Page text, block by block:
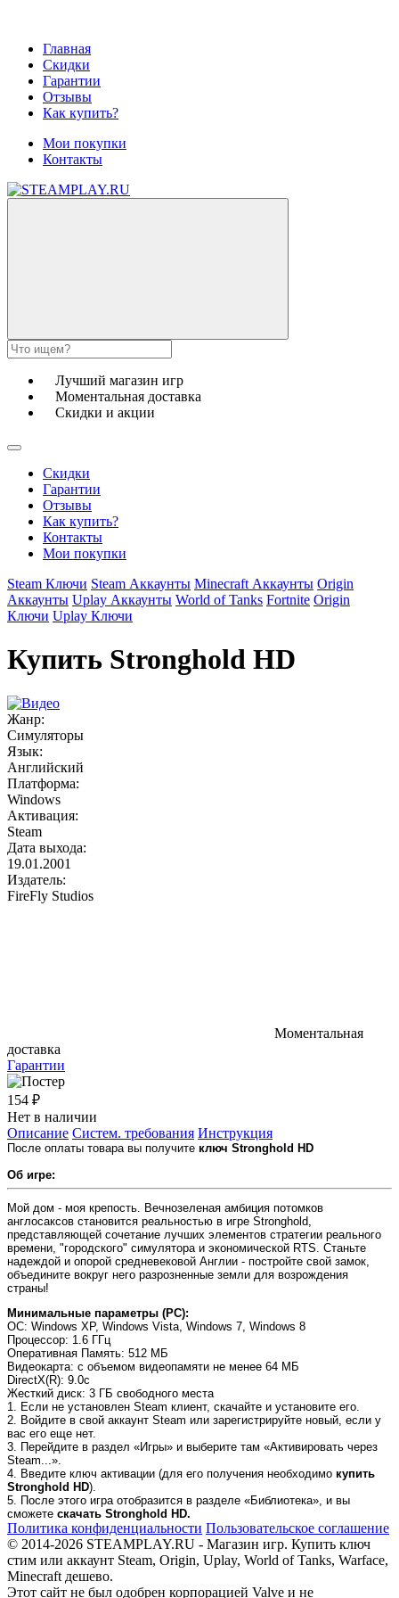
Главная
Скидки
Гарантии
Отзывы
Как купить?
Мои покупки
Контакты
Лучший магазин игр
Моментальная доставка
Скидки и акции
Скидки
Гарантии
Отзывы
Как купить?
Контакты
Мои покупки
Steam Ключи Steam Аккаунты Minecraft Аккаунты Origin
Аккаунты Uplay Аккаунты World of Tanks Fortnite Origin
Ключи Uplay Ключи
Купить Stronghold HD
Жанр:
Симуляторы
Язык:
Английский
Платформа:
Windows
Активация:
Steam
Дата выхода:
19.01.2001
Издатель:
FireFly Studios
Моментальная
доставка
Гарантии
154 ₽
Нет в наличии
Описание Систем. требования Инструкция
После оплаты товара вы получите ключ Stronghold HD
Об игре:
Мой дом - моя крепость. Вечнозеленая амбиция потомков
англосаксов становится реальностью в игре Stronghold,
представляющей сочетание лучших элементов стратегии реального
времени, "городского" симулятора и экономической RTS. Станьте
надеждой и опорой средневековой Англии - постройте свой замок,
объедините вокруг него разрозненные земли для возрождения
страны!
Минимальные параметры (PC):
OC: Windows XP, Windows Vista, Windows 7, Windows 8
Процессор: 1.6 ГГц
Оперативная Память: 512 MБ
Видеокарта: с объемом видеопамяти не менее 64 МБ
DirectX(R): 9.0c
Жесткий диск: 3 ГБ свободного места
1. Если не установлен Steam клиент, скачайте и установите его.
2. Войдите в свой аккаунт Steam или зарегистрируйте новый, если у
вас его еще нет.
3. Перейдите в раздел «Игры» и выберите там «Активировать через
Steam...».
4. Введите ключ активации (для его получения необходимо купить
Stronghold HD).
5. После этого игра отобразится в разделе «Библиотека», и вы
сможете скачать Stronghold HD.
Политика конфиденциальности Пользовательское соглашение
© 2014-2026 STEAMPLAY.RU - Магазин игр. Купить ключ
стим или аккаунт Steam, Origin, Uplay, World of Tanks, Warface,
Minecraft дешево.
Этот сайт не был одобрен корпорацией Valve и не